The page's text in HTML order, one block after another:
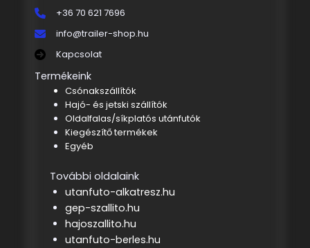
+36 70 621 7696
info@trailer-shop.hu
Kapcsolat
Termékeink
Csónakszállítók
Hajó- és jetski szállítók
Oldalfalas/síkplatós utánfutók
Kiegészítő termékek
Egyéb
További oldalaink
utanfuto-alkatresz.hu
gep-szallito.hu
hajoszallito.hu
utanfuto-berles.hu